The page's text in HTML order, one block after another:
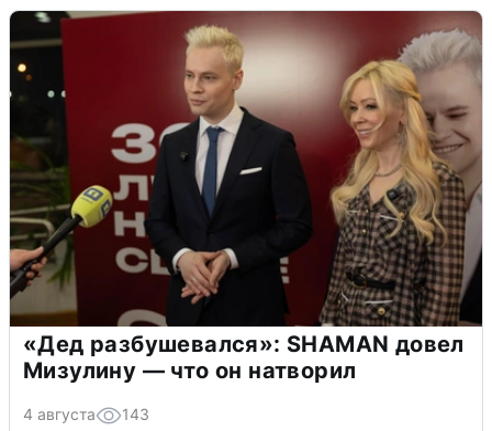
«Дед разбушевался»: SHAMAN довел
Мизулину — что он натворил
4 августа 143